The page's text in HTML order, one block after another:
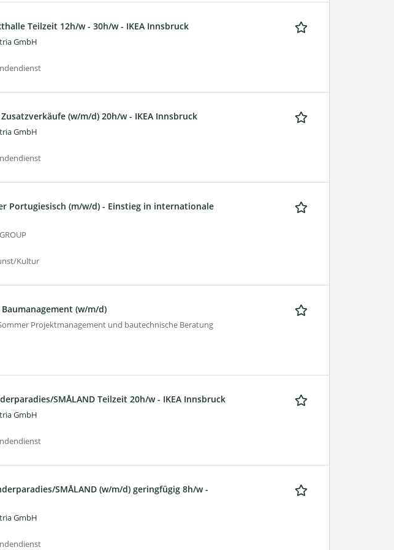
Teilzeit 12h/w - 30h/w - IKEA Innsbruck
GmbH
(w/m/d) 20h/w - IKEA Innsbruck
GmbH
Portugiesisch (m/w/d) - Einstieg in internationale
Kultur
(w/m/d)
Projektmanagement und bautechnische Beratung
SMÅLAND Teilzeit 20h/w - IKEA Innsbruck
GmbH
SMÅLAND (w/m/d) geringfügig 8h/w -
GmbH